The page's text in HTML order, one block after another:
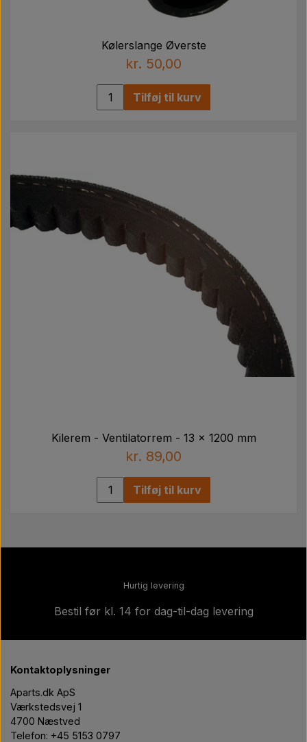
Kølerslange Øverste
kr. 50,00
Tilføj til kurv
Kilerem - Ventilatorrem - 13 x 1200 mm
kr. 89,00
Tilføj til kurv
Hurtig levering
Bestil før kl. 14 for dag-til-dag levering
Kontaktoplysninger
Aparts.dk ApS
Værkstedsvej 1
4700 Næstved
Telefon: +45 5153 0797